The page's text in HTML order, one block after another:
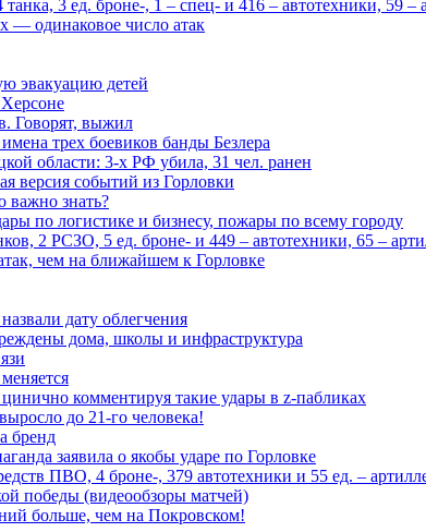
3 ед. броне-, 1 – спец- и 416 – автотехники, 59
— одинаковое число атак
эвакуацию детей
Говорят, выжил
трех боевиков банды Безлера
области: 3-х РФ убила, 31 чел. ранен
версия событий из Горловки
важно знать?
по логистике и бизнесу, пожары по всему городу
2 РСЗО, 5 ед. броне- и 449 – автотехники, 65 –
чем на ближайшем к Горловке
дату облегчения
дома, школы и инфраструктура
комментируя такие удары в z-пабликах
до 21-го человека!
бренд
заявила о якобы ударе по Горловке
ПВО, 4 броне-, 379 автотехники и 55 ед. –
победы (видеообзоры матчей)
больше, чем на Покровском!